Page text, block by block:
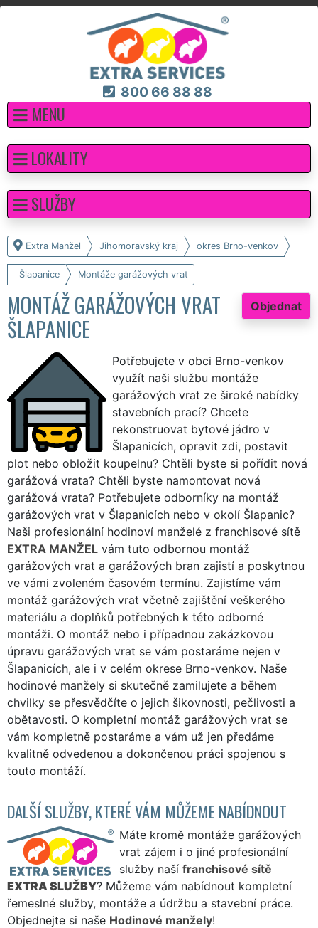
800 66 88 88
MENU
Extra Manžel Jihomoravský kraj okres Brno-venkov
Šlapanice Montáže garážových vrat
Objednat
MONTÁŽ GARÁŽOVÝCH VRAT
ŠLAPANICE
Potřebujete v obci Brno-venkov
využít naši službu montáže
garážových vrat ze široké nabídky
stavebních prací? Chcete
rekonstruovat bytové jádro v
Šlapanicích, opravit zdi, postavit
plot nebo obložit koupelnu? Chtěli byste si pořídit nová
garážová vrata? Chtěli byste namontovat nová
garážová vrata? Potřebujete odborníky na montáž
garážových vrat v Šlapanicích nebo v okolí Šlapanic?
Naši profesionální hodinoví manželé z franchisové sítě
EXTRA MANŽEL vám tuto odbornou montáž
garážových vrat a garážových bran zajistí a poskytnou
ve vámi zvoleném časovém termínu. Zajistíme vám
montáž garážových vrat včetně zajištění veškerého
materiálu a doplňků potřebných k této odborné
montáži. O montáž nebo i případnou zakázkovou
úpravu garážových vrat se vám postaráme nejen v
Šlapanicích, ale i v celém okrese Brno-venkov. Naše
hodinové manžely si skutečně zamilujete a během
chvilky se přesvědčíte o jejich šikovnosti, pečlivosti a
obětavosti. O kompletní montáž garážových vrat se
vám kompletně postaráme a vám už jen předáme
kvalitně odvedenou a dokončenou práci spojenou s
touto montáží.
DALŠÍ SLUŽBY, KTERÉ VÁM MŮŽEME NABÍDNOUT
Máte kromě montáže garážových
vrat zájem i o jiné profesionální
služby naší franchisové sítě
EXTRA SLUŽBY? Můžeme vám nabídnout kompletní
řemeslné služby, montáže a údržbu a stavební práce.
Objednejte si naše Hodinové manžely!
LOKALITY
SLUŽBY